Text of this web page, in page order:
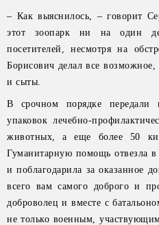
– Как выяснилось, – говорит
этот зоопарк ни на один
посетителей, несмотря на
Борисович делал все
и сыты.
В срочном порядке
упаковок лечебно-
животных, а еще более 50
Гуманитарную помощь отвезла
и поблагодарила за оказанное
всего вам самого доброго и
доброволец и вместе с
не только военным,